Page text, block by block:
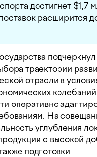
достигнет $1,7
расширится
траектории
отрасли в
колебаний
оперативно
На
углубления
с высокой
подготовки